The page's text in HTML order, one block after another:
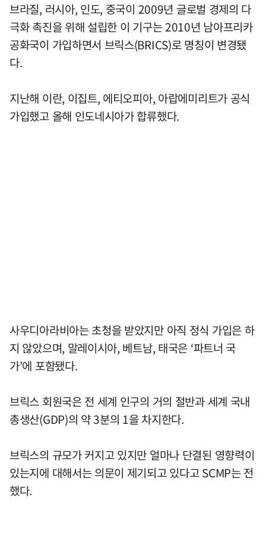
브라질, 러시아, 인도, 중국이 2009년 글로벌 경제의 다
극화 촉진을 위해 설립한 이 기구는 2010년 남아프리카
공화국이 가입하면서 브릭스(BRICS)로 명칭이 변경됐
다.
지난해 이란, 이집트, 에티오피아, 아랍에미리트가 공식
가입했고 올해 인도네시아가 합류했다.
사우디아라비아는 초청을 받았지만 아직 정식 가입은 하
지 않았으며, 말레이시아, 베트남, 태국은 ‘파트너 국
가’에 포함됐다.
브릭스 회원국은 전 세계 인구의 거의 절반과 세계 국내
총생산(GDP)의 약 3분의 1을 차지한다.
브릭스의 규모가 커지고 있지만 얼마나 단결된 영향력이
있는지에 대해서는 의문이 제기되고 있다고 SCMP는 전
했다.